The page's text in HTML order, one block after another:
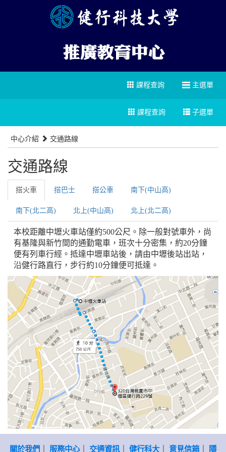
主選單
課程查詢
子選單
課程查詢
中心介紹 交通路線
交通路線
搭火車 搭巴士 搭公車 南下(中山高)
南下(北二高) 北上(中山高) 北上(北二高)
本校距離中壢火車站僅約500公尺。除一般對號車外，尚
有基隆與新竹間的通勤電車，班次十分密集，約20分鐘
便有列車行經。抵達中壢車站後，請由中壢後站出站，
沿健行路直行，步行約10分鐘便可抵達。
關於我們 服務中心｜ 交通資訊｜ 健行科大｜ 意見信箱｜ 隱